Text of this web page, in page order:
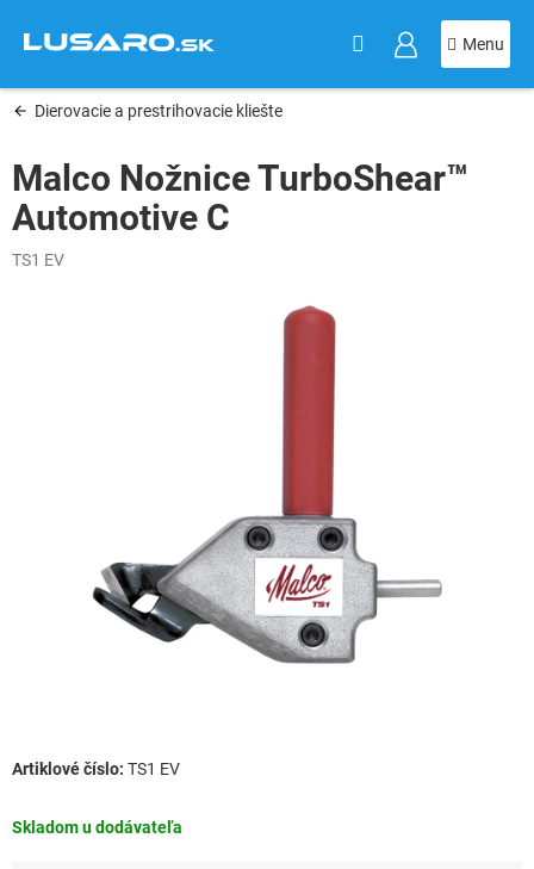
obsah
Dierovacie a prestrihovacie kliešte
Malco Nožnice TurboShear™
Automotive C
TS1 EV
Skladom u dodávateľa
TS1 EV